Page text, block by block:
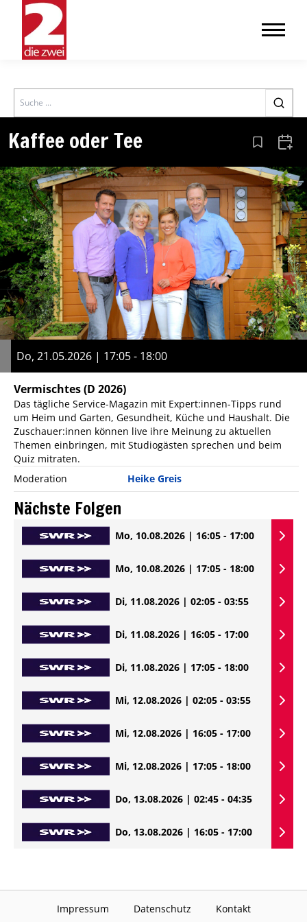
Search
Kaffee oder Tee Aus den
Do, 21.05.2026 | 17:05 - 18:00
Vermischtes(D 2026)
Das tägliche Service-Magazin mit Expert:innen-Tipps rund
um Heim und Garten, Gesundheit, Küche und Haushalt. Die
Zuschauer:innen können live ihre Meinung zu aktuellen
Themen einbringen, mit Studiogästen sprechen und beim
Quiz mitraten.
Moderation
Heike Greis
Nächste Folgen
Mo, 10.08.2026 | 16:05 - 17:00
Mo, 10.08.2026 | 17:05 - 18:00
Di, 11.08.2026 | 02:05 - 03:55
Di, 11.08.2026 | 16:05 - 17:00
Di, 11.08.2026 | 17:05 - 18:00
Mi, 12.08.2026 | 02:05 - 03:55
Mi, 12.08.2026 | 16:05 - 17:00
Mi, 12.08.2026 | 17:05 - 18:00
Do, 13.08.2026 | 02:45 - 04:35
Do, 13.08.2026 | 16:05 - 17:00
Impressum Datenschutz Kontakt